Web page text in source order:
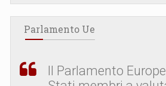
Parlamento Ue
Il Parlamento